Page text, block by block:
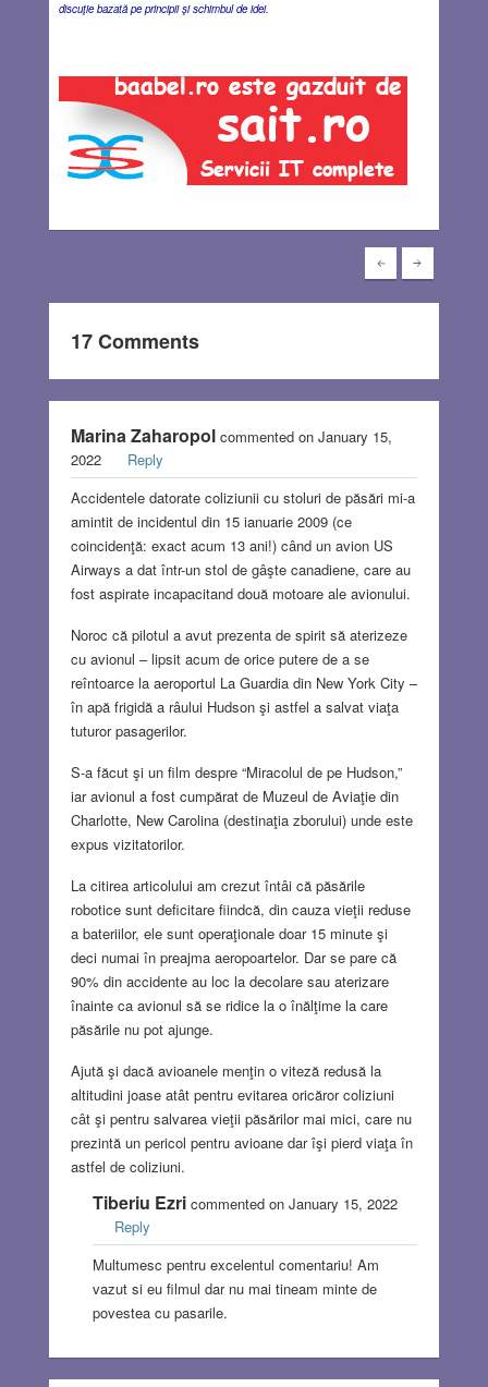
discuţie bazată pe principii şi schimbul de idei.
17 Comments
Marina Zaharopolcommented on January 15,
2022
Reply
Accidentele datorate coliziunii cu stoluri de păsări mi-a
amintit de incidentul din 15 ianuarie 2009 (ce
coincidenţă: exact acum 13 ani!) când un avion US
Airways a dat într-un stol de gâşte canadiene, care au
fost aspirate incapacitand două motoare ale avionului.
Noroc că pilotul a avut prezenta de spirit să aterizeze
cu avionul – lipsit acum de orice putere de a se
reîntoarce la aeroportul La Guardia din New York City –
în apă frigidă a râului Hudson şi astfel a salvat viaţa
tuturor pasagerilor.
S-a făcut şi un film despre “Miracolul de pe Hudson,”
iar avionul a fost cumpărat de Muzeul de Aviaţie din
Charlotte, New Carolina (destinaţia zborului) unde este
expus vizitatorilor.
La citirea articolului am crezut întâi că păsările
robotice sunt deficitare fiindcă, din cauza vieţii reduse
a bateriilor, ele sunt operaţionale doar 15 minute şi
deci numai în preajma aeropoartelor. Dar se pare că
90% din accidente au loc la decolare sau aterizare
înainte ca avionul să se ridice la o înălţime la care
păsările nu pot ajunge.
Ajută şi dacă avioanele menţin o viteză redusă la
altitudini joase atât pentru evitarea oricăror coliziuni
cât şi pentru salvarea vieţii păsărilor mai mici, care nu
prezintă un pericol pentru avioane dar îşi pierd viaţa în
astfel de coliziuni.
Tiberiu Ezricommented on January 15, 2022
Reply
Multumesc pentru excelentul comentariu! Am
vazut si eu filmul dar nu mai tineam minte de
povestea cu pasarile.